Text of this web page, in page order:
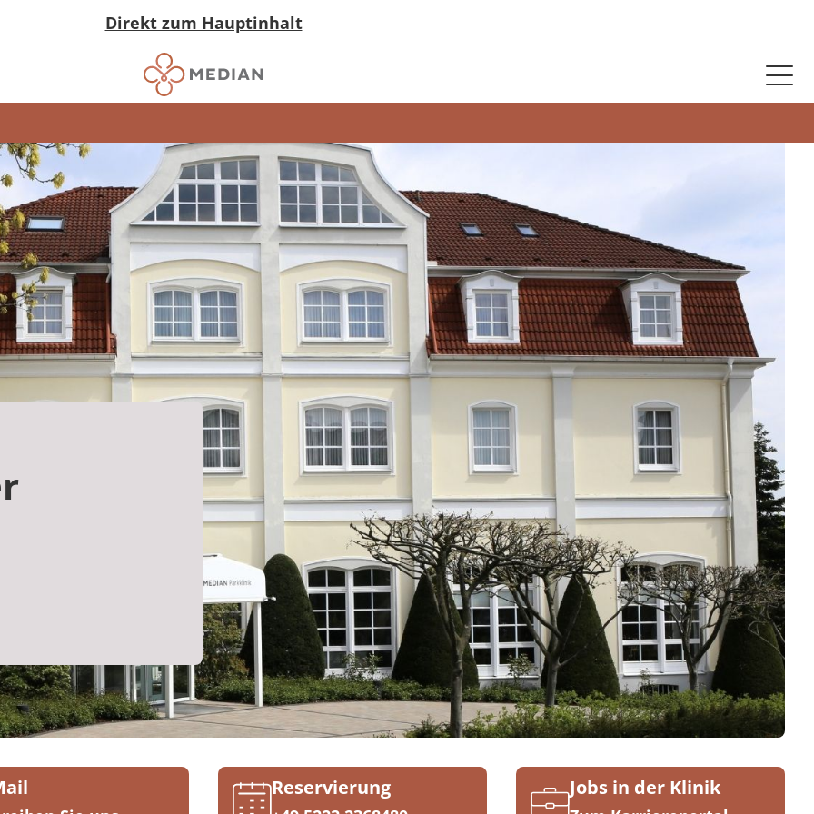
Direkt zum Hauptinhalt
Reservierung Jobs in der Klinik